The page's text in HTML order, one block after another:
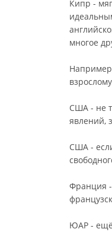
Кипр -
многое
США - не
явлений,
США -
Франция -
ЮАР - ещё